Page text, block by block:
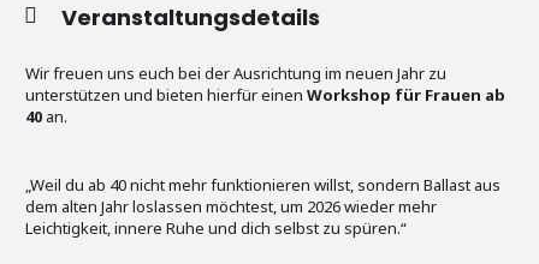
Veranstaltungsdetails
Wir freuen uns euch bei der Ausrichtung im neuen Jahr zu
unterstützen und bieten hierfür einen Workshop für Frauen ab
40 an.
„Weil du ab 40 nicht mehr funktionieren willst, sondern Ballast aus
dem alten Jahr loslassen möchtest, um 2026 wieder mehr
Leichtigkeit, innere Ruhe und dich selbst zu spüren.“